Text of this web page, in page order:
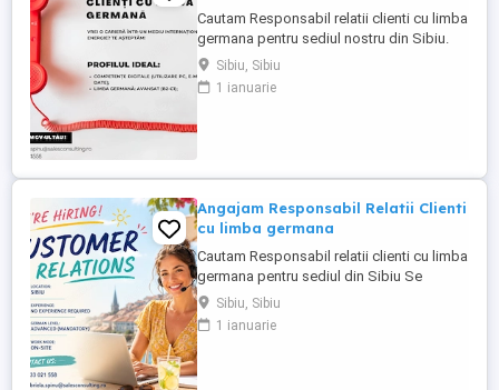
Cautam Responsabil relatii clienti cu limba
germana pentru sediul nostru din Sibiu.
Se lucreaza de la birou! Profilul ideal:
Competențe digitale de bază (PC, e-mail,
baze de date) Limba germană: avansat
Sibiu, Sibiu
1 ianuarie
Angajam Responsabil Relatii Clienti
cu limba germana
Cautam Responsabil relatii clienti cu limba
germana pentru sediul din Sibiu Se
lucreaza de la birou! Profilul ideal:
Competențe digitale de bază (PC, e-mail,
baze de date) Limba germană: avansat
Sibiu, Sibiu
1 ianuarie